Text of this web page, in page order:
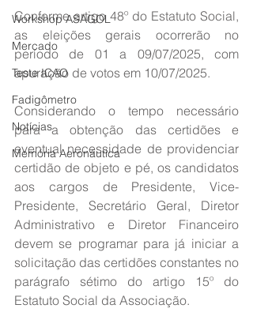
Workshop ASAGOL
Mercado
Teste ICAO
Fadigômetro
Notícias
Memória Aeronáutica
Conforme artigo 48º do Estatuto Social,
as eleições gerais ocorrerão no
período de 01 a 09/07/2025, com
apuração de votos em 10/07/2025.
Considerando o tempo necessário
para a obtenção das certidões e
eventual necessidade de providenciar
certidão de objeto e pé, os candidatos
aos cargos de Presidente, Vice-
Presidente, Secretário Geral, Diretor
Administrativo e Diretor Financeiro
devem se programar para já iniciar a
solicitação das certidões constantes no
parágrafo sétimo do artigo 15º do
Estatuto Social da Associação.